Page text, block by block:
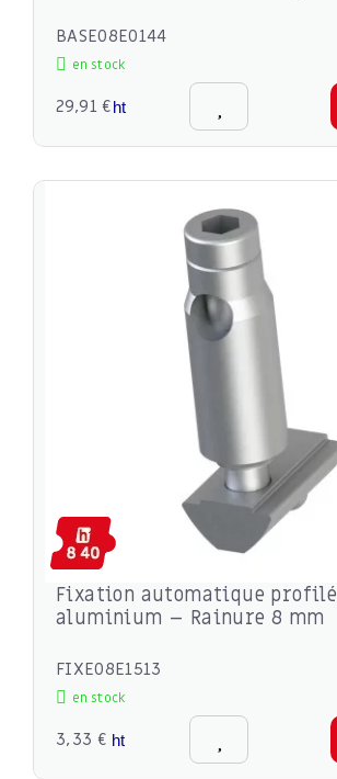
BASE08E0144
en stock
29,91 €ht
Fixation automatique profilé
aluminium – Rainure 8 mm
FIXE08E1513
en stock
3,33 € ht